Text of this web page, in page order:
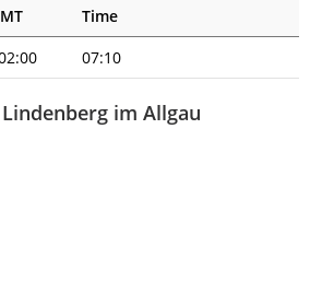
Time
07:10
im Allgau